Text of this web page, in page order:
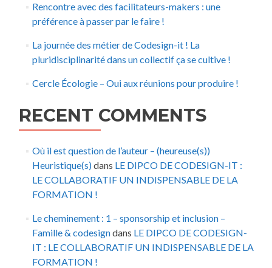
Rencontre avec des facilitateurs-makers : une
préférence à passer par le faire !
La journée des métier de Codesign-it ! La
pluridisciplinarité dans un collectif ça se cultive !
Cercle Écologie – Oui aux réunions pour produire !
RECENT COMMENTS
Où il est question de l’auteur – (heureuse(s))
Heuristique(s)dans LE DIPCO DE CODESIGN-IT :
LE COLLABORATIF UN INDISPENSABLE DE LA
FORMATION !
Le cheminement : 1 – sponsorship et inclusion –
Famille & codesigndans LE DIPCO DE CODESIGN-
IT : LE COLLABORATIF UN INDISPENSABLE DE LA
FORMATION !